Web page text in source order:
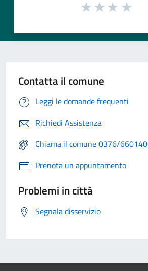
Contatta il comune
Leggi le domande frequenti
Richiedi Assistenza
Chiama il comune 0376/660140
Prenota un appuntamento
Problemi in città
Segnala disservizio